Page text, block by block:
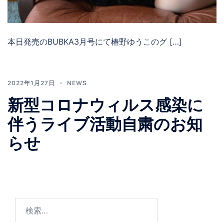
本日発売のBUBKA3月号にて椿野ゆうこのグ […]
2022年1月27日 NEWS
新型コロナウィルス感染に
伴うライブ活動自粛のお知
らせ